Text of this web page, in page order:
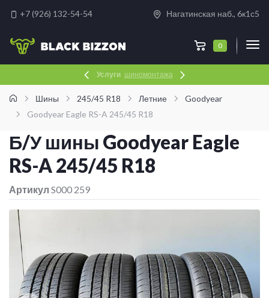
+7 (926) 132-54-54 Нагатинская наб., 6к1с5
0
Сезонное хранение
шин и дисков
Услуги шиномонтажа
Шины 245/45 R18 Летние
Goodyear
Goodyear Eagle RS-A 245/45 R18
Б/У шины Goodyear Eagle
RS-A 245/45 R18
Артикул S000 259